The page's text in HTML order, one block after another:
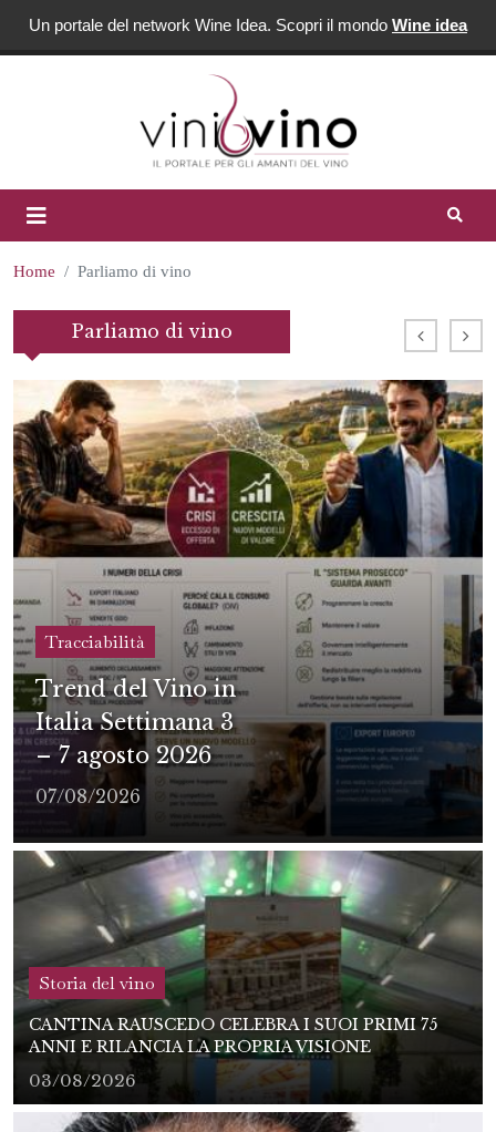
Un portale del network Wine Idea. Scopri il mondo Wine idea
Home Parliamo di vino
Parliamo di vino
Tracciabilità
Trend del Vino in
Italia Settimana 3
– 7 agosto 2026
07/08/2026
Storia del vino
CANTINA RAUSCEDO CELEBRA I SUOI PRIMI 75
ANNI E RILANCIA LA PROPRIA VISIONE
03/08/2026